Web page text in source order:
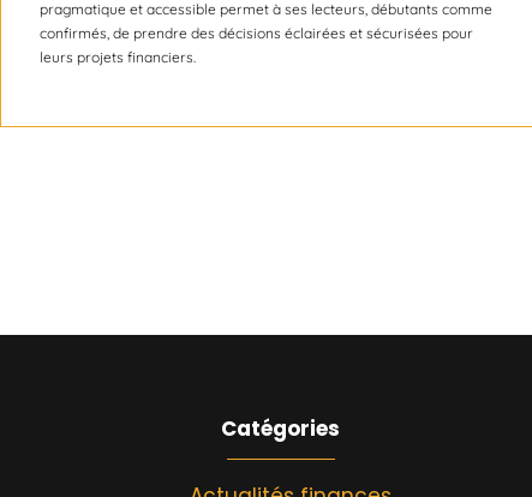
pragmatique et accessible permet à ses lecteurs, débutants comme
confirmés, de prendre des décisions éclairées et sécurisées pour
leurs projets financiers.
Catégories